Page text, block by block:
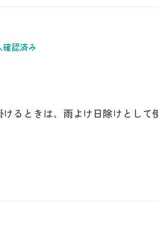
確認済み
るときは、雨よけ日除けとし